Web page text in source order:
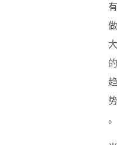
有
做
大
的
趋
势
。